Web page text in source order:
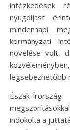
intézkedések
nyugdíjast
mindennapi
kormányzati
növelése volt,
legsebezhetőbb
Észak-
indokolta a